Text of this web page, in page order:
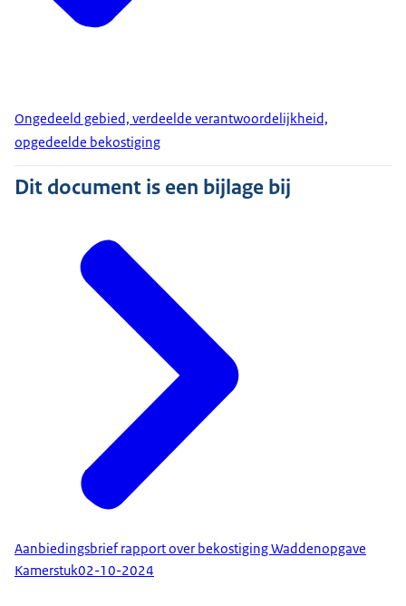
Ongedeeld gebied, verdeelde verantwoordelijkheid,
opgedeelde bekostiging
Dit document is een bijlage bij
Aanbiedingsbrief rapport over bekostiging Waddenopgave
Kamerstuk02-10-2024